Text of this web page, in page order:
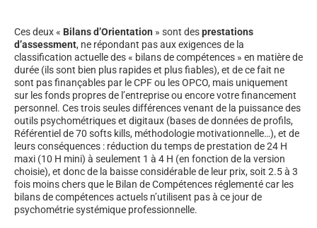
Ces deux « Bilans d’Orientation » sont desprestations
d’assessment, ne répondant pas aux exigences de la
classification actuelle des « bilans de compétences » en matière de
durée (ils sont bien plus rapides et plus fiables), et de ce fait ne
sont pas finançables par le CPF ou les OPCO, mais uniquement
sur les fonds propres de l’entreprise ou encore votre financement
personnel. Ces trois seules différences venant de la puissance des
outils psychométriques et digitaux (bases de données de profils,
Référentiel de 70 softs kills, méthodologie motivationnelle…), et de
leurs conséquences : réduction du temps de prestation de 24 H
maxi (10 H mini) à seulement 1 à 4 H (en fonction de la version
choisie), et donc de la baisse considérable de leur prix, soit 2.5 à 3
fois moins chers que le Bilan de Compétences réglementé car les
bilans de compétences actuels n’utilisent pas à ce jour de
psychométrie systémique professionnelle.